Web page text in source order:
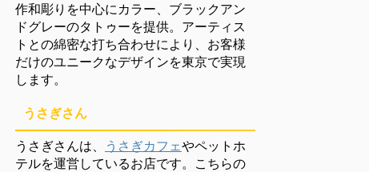
作和彫りを中心にカラー、ブラックアン
ドグレーのタトゥーを提供。アーティス
トとの綿密な打ち合わせにより、お客様
だけのユニークなデザインを東京で実現
します。
うさぎさん
うさぎさんは、 うさぎカフェやペットホ
テルを運営しているお店です。こちらの